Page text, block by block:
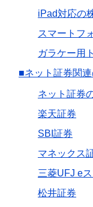
iPad対応の
スマートフ
ガラケー用
■ネット証券関
ネット証券
楽天証券
SBI証券
マネックス
三菱UFJ e
松井証券